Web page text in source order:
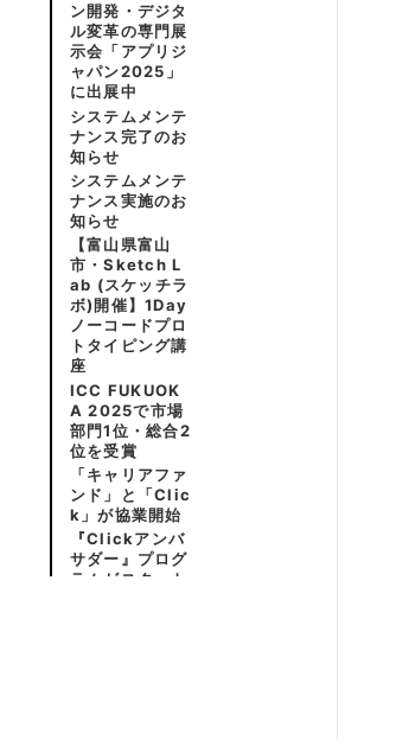
ン開発・デジタ
ル変革の専門展
示会「アプリジ
ャパン2025」
に出展中
システムメンテ
ナンス完了のお
知らせ
システムメンテ
ナンス実施のお
知らせ
【富山県富山
市・Sketch L
ab (スケッチラ
ボ)開催】1Day
ノーコードプロ
トタイピング講
座
ICC FUKUOK
A 2025で市場
部門1位・総合2
位を受賞
「キャリアファ
ンド」と「Clic
k」が協業開始
『Clickアンバ
サダー』プログ
ラムがスタート